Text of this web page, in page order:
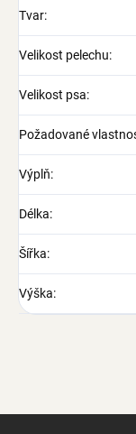
Tvar:
Velikost pelechu:
Velikost psa:
Požadované
Výplň:
Délka:
Šířka:
Výška: